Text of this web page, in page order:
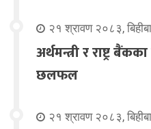
२१ श्रावण २०८३,
अर्थमन्त्री र राष्ट्र
छलफल
२१ श्रावण २०८३,